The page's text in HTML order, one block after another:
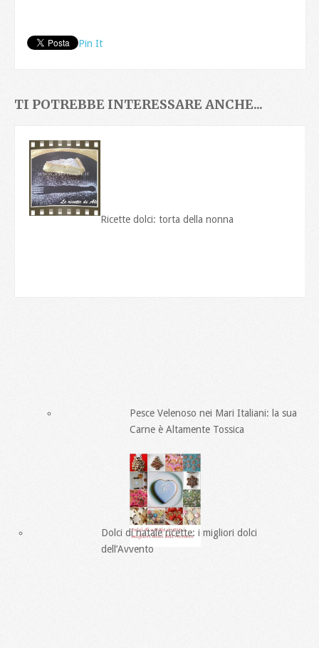
Pin It
TI POTREBBE INTERESSARE ANCHE...
Ricette dolci: torta della nonna
Pesce Velenoso nei Mari Italiani: la sua
Carne è Altamente Tossica
Dolci di natale ricette: i migliori dolci
dell’Avvento